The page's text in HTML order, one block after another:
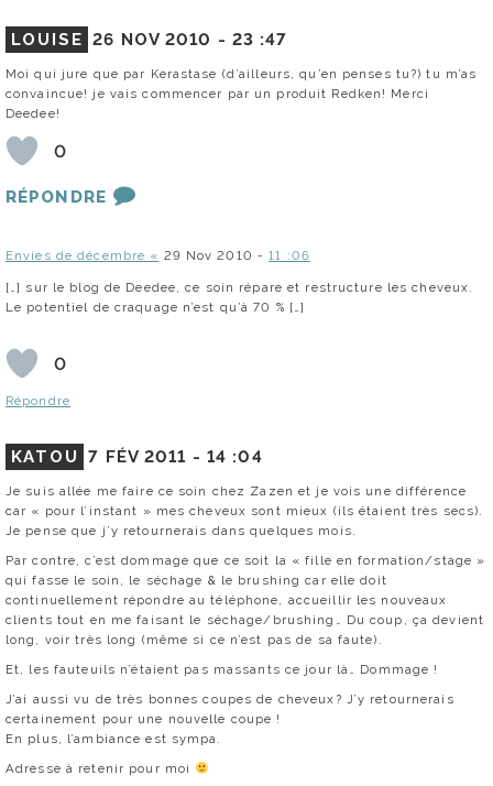
LOUISE 26 NOV 2010 - 23 :47
Moi qui jure que par Kerastase (d’ailleurs, qu’en penses tu?) tu m’as
convaincue! je vais commencer par un produit Redken! Merci
Deedee!
0
RÉPONDRE
Envies de décembre « 29 Nov 2010 -11 :06
[…] sur le blog de Deedee, ce soin répare et restructure les cheveux.
Le potentiel de craquage n’est qu’à 70 % […]
0
Répondre
KATOU 7 FÉV 2011 - 14 :04
Je suis allée me faire ce soin chez Zazen et je vois une différence
car « pour l’instant » mes cheveux sont mieux (ils étaient très secs).
Je pense que j’y retournerais dans quelques mois.
Par contre, c’est dommage que ce soit la « fille en formation/stage »
qui fasse le soin, le séchage & le brushing car elle doit
continuellement répondre au téléphone, accueillir les nouveaux
clients tout en me faisant le séchage/brushing… Du coup, ça devient
long, voir très long (même si ce n’est pas de sa faute).
Et, les fauteuils n’étaient pas massants ce jour là… Dommage !
J’ai aussi vu de très bonnes coupes de cheveux? J’y retournerais
certainement pour une nouvelle coupe !
En plus, l’ambiance est sympa.
Adresse à retenir pour moi